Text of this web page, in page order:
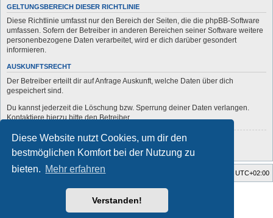
Diese Website nutzt Cookies, um dir den
bestmöglichen Komfort bei der Nutzung zu
bieten. Mehr erfahren
Verstanden!
GELTUNGSBEREICH DIESER RICHTLINIE
Diese Richtlinie umfasst nur den Bereich der Seiten, die die phpBB-Software
umfassen. Sofern der Betreiber in anderen Bereichen seiner Software weitere
personenbezogene Daten verarbeitet, wird er dich darüber gesondert
informieren.
AUSKUNFTSRECHT
Der Betreiber erteilt dir auf Anfrage Auskunft, welche Daten über dich
gespeichert sind.
Du kannst jederzeit die Löschung bzw. Sperrung deiner Daten verlangen.
Kontaktiere hierzu bitte den Betreiber.
Zurück zur vorherigen Seite
Startseite Foren-Übersicht UTC+02:00
forum
Powered byphpBB® Forum Software © phpBB Limited
phpBB.de